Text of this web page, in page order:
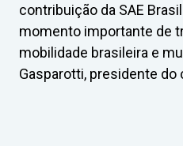
contribuição da SAE
momento importante de
mobilidade brasileira e
Gasparotti, presidente do